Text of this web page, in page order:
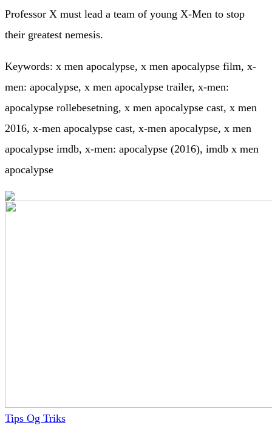
Professor X must lead a team of young X-Men to stop
their greatest nemesis.
Keywords: x men apocalypse, x men apocalypse film, x-
men: apocalypse, x men apocalypse trailer, x-men:
apocalypse rollebesetning, x men apocalypse cast, x men
2016, x-men apocalypse cast, x-men apocalypse, x men
apocalypse imdb, x-men: apocalypse (2016), imdb x men
apocalypse
Tips Og Triks